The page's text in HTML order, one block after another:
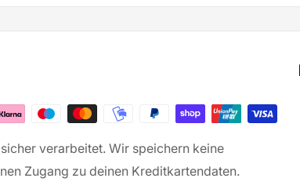
verarbeitet. Wir speichern keine
Zugang zu deinen Kreditkartendaten.